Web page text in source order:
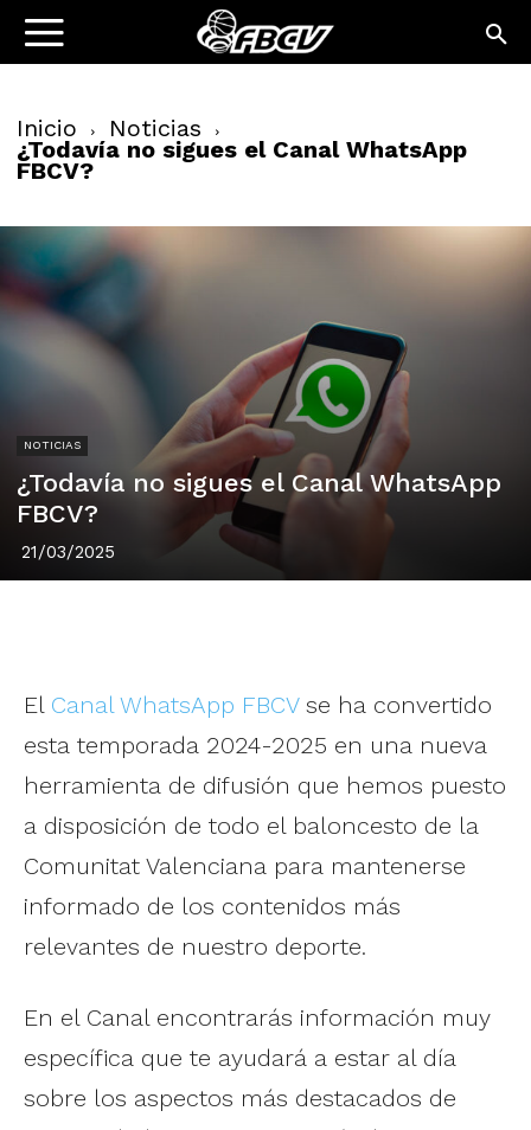
Inicio Noticias
¿Todavía no sigues el Canal WhatsApp
FBCV?
NOTICIAS
¿Todavía no sigues el Canal WhatsApp
FBCV?
21/03/2025
El Canal WhatsApp FBCVse ha convertido
esta temporada 2024-2025 en una nueva
herramienta de difusión que hemos puesto
a disposición de todo el baloncesto de la
Comunitat Valenciana para mantenerse
informado de los contenidos más
relevantes de nuestro deporte.
En el Canal encontrarás información muy
específica que te ayudará a estar al día
sobre los aspectos más destacados de